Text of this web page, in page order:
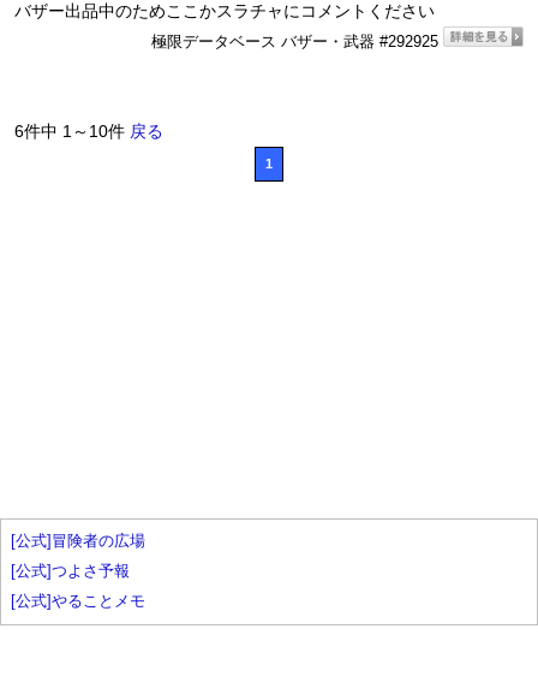
バザー出品中のためここかスラチャにコメントください
極限データベース バザー・武器 #292925
6件中 1～10件 戻る
1
[公式]冒険者の広場
[公式]つよさ予報
[公式]やることメモ